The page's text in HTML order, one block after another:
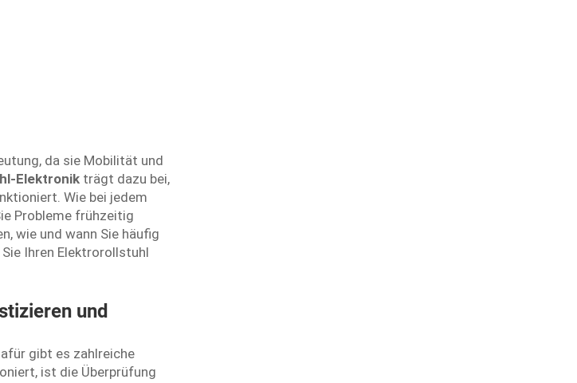
da sie Mobilität und
Elektronik trägt dazu bei,
Wie bei jedem
Probleme frühzeitig
wie und wann Sie häufig
Ihren Elektrorollstuhl
und
gibt es zahlreiche
ist die Überprüfung